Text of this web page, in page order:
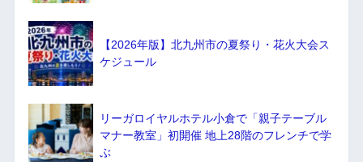
【2026年版】北九州市の夏祭り・花火大会ス
ケジュール
リーガロイヤルホテル小倉で「親子テーブル
マナー教室」初開催 地上28階のフレンチで学
ぶ